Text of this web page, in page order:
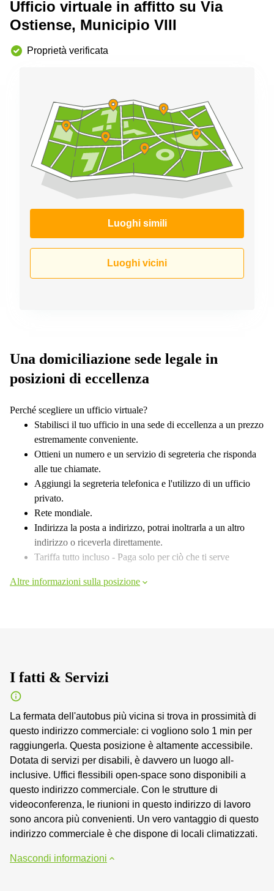
Pescara
Coworking
Affitto
Business
Centers
a Napoli
Affitto
Ufficio
Coworking
Affitto
Business
Centers
a Como
Ufficio virtuale in affitto su Via
Ostiense, Municipio VIII
Proprietà verificata
Luoghi simili
Luoghi vicini
Una domiciliazione sede legale in
posizioni di eccellenza
Perché scegliere un ufficio virtuale?
Stabilisci il tuo ufficio in una sede di eccellenza a un prezzo
estremamente conveniente.
Ottieni un numero e un servizio di segreteria che risponda
alle tue chiamate.
Aggiungi la segreteria telefonica e l'utilizzo di un ufficio
privato.
Rete mondiale.
Indirizza la posta a indirizzo, potrai inoltrarla a un altro
indirizzo o riceverla direttamente.
Tariffa tutto incluso - Paga solo per ciò che ti serve
Altre informazioni sulla posizione
I fatti & Servizi
La fermata dell'autobus più vicina si trova in prossimità di
questo indirizzo commerciale: ci vogliono solo 1 min per
raggiungerla. Questa posizione è altamente accessibile.
Dotata di servizi per disabili, è davvero un luogo all-
inclusive. Uffici flessibili open-space sono disponibili a
questo indirizzo commerciale. Con le strutture di
videoconferenza, le riunioni in questo indirizzo di lavoro
sono ancora più convenienti. Un vero vantaggio di questo
indirizzo commerciale è che dispone di locali climatizzati.
Nascondi informazioni